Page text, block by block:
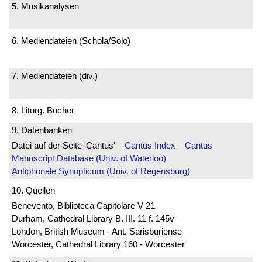
5. Musikanalysen
6. Mediendateien (Schola/Solo)
7. Mediendateien (div.)
8. Liturg. Bücher
9. Datenbanken
Datei auf der Seite 'Cantus' Cantus Index
Cantus
Manuscript Database (Univ. of Waterloo)
Antiphonale Synopticum (Univ. of Regensburg)
10. Quellen
Benevento, Biblioteca Capitolare V 21
Durham, Cathedral Library B. III. 11 f. 145v
London, British Museum - Ant. Sarisburiense
Worcester, Cathedral Library 160 - Worcester